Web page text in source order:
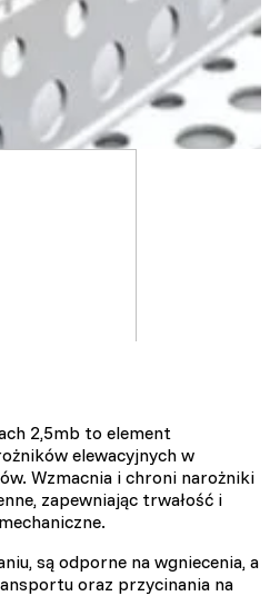
2,5mb to element
elewacyjnych w
Wzmacnia i chroni narożniki
zapewniając trwałość i
są odporne na wgniecenia, a
oraz przycinania na
poszczególnych ciasteczek.
Odrzuć
moje preferencje